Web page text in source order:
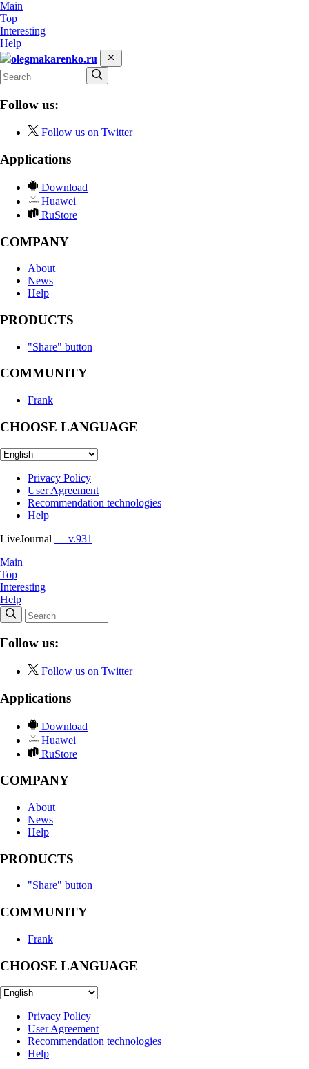
Main
Top
Interesting
Help
olegmakarenko.ru
Follow us:
Follow us on Twitter
Applications
Download
Huawei
RuStore
COMPANY
About
News
Help
PRODUCTS
"Share" button
COMMUNITY
Frank
CHOOSE LANGUAGE
Privacy Policy
User Agreement
Recommendation technologies
Help
LiveJournal — v.931
Main
Top
Interesting
Help
Follow us:
Follow us on Twitter
Applications
Download
Huawei
RuStore
COMPANY
About
News
Help
PRODUCTS
"Share" button
COMMUNITY
Frank
CHOOSE LANGUAGE
Privacy Policy
User Agreement
Recommendation technologies
Help